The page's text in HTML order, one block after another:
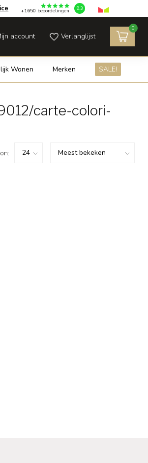
+1650 beoordelingen 9.3
account Verlanglijst
0
Wonen Merken SALE!
carte-colori-